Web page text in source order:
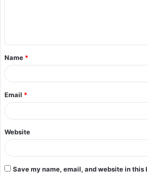
Name *
Email *
Website
Save my name, email, and website in this